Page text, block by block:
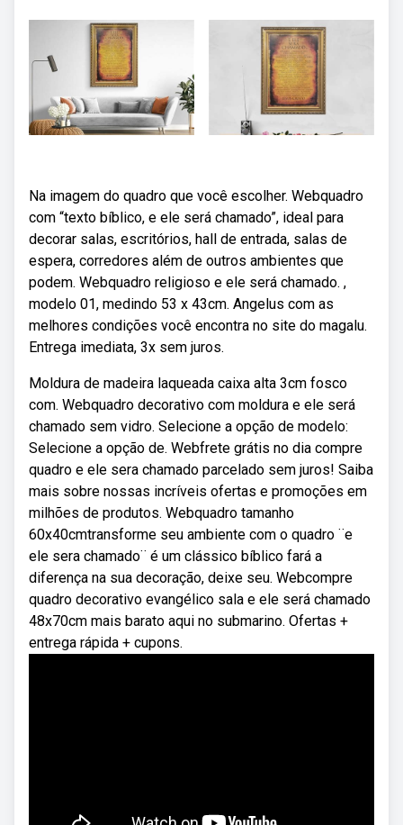
Na imagem do quadro que você escolher. Webquadro
com “texto bíblico, e ele será chamado”, ideal para
decorar salas, escritórios, hall de entrada, salas de
espera, corredores além de outros ambientes que
podem. Webquadro religioso e ele será chamado. ,
modelo 01, medindo 53 x 43cm. Angelus com as
melhores condições você encontra no site do magalu.
Entrega imediata, 3x sem juros.
Moldura de madeira laqueada caixa alta 3cm fosco
com. Webquadro decorativo com moldura e ele será
chamado sem vidro. Selecione a opção de modelo:
Selecione a opção de. Webfrete grátis no dia compre
quadro e ele sera chamado parcelado sem juros! Saiba
mais sobre nossas incríveis ofertas e promoções em
milhões de produtos. Webquadro tamanho
60x40cmtransforme seu ambiente com o quadro ¨e
ele sera chamado¨ é um clássico bíblico fará a
diferença na sua decoração, deixe seu. Webcompre
quadro decorativo evangélico sala e ele será chamado
48x70cm mais barato aqui no submarino. Ofertas +
entrega rápida + cupons.